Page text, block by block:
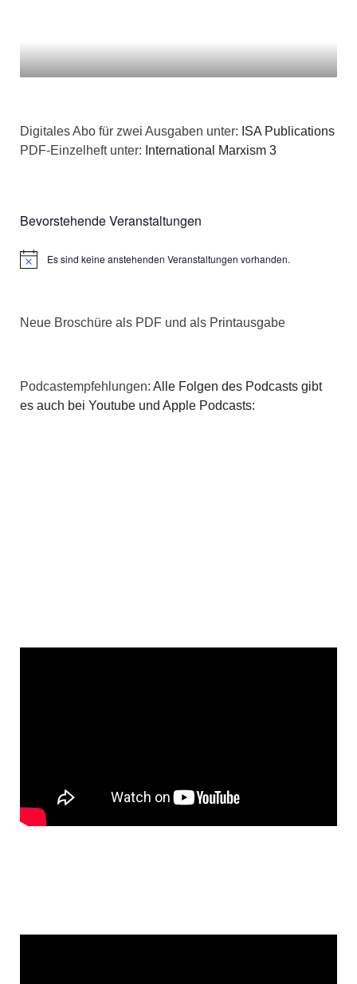
Digitales Abo für zwei Ausgaben unter: ISA Publications
PDF-Einzelheft unter: International Marxism 3
Bevorstehende Veranstaltungen
HinweisEs sind keine anstehenden Veranstaltungen vorhanden.
Neue Broschüre als PDF und als Printausgabe
Podcastempfehlungen: Alle Folgen des Podcasts gibt
es auch bei Youtube und Apple Podcasts: